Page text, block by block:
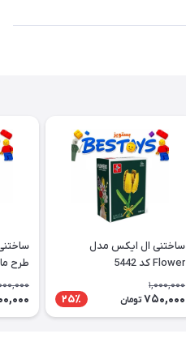
ساختنی ال ایکس مدل
Flower کد 5442
1,000,000
750,000 تومان 25٪
طرح